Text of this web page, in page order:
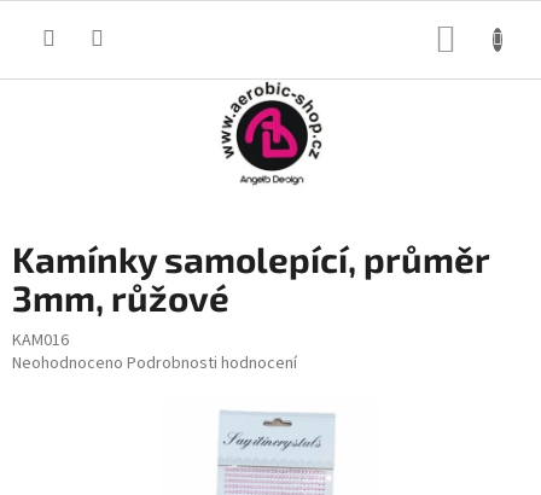
Kamínky samolepící, průměr
3mm, růžové
KAM016
Průměrné
Neohodnoceno Podrobnosti hodnocení